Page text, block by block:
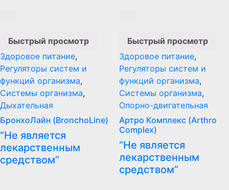
Быстрый просмотр
Здоровое питание,
Регуляторы систем и
функций организма,
Системы организма,
Дыхательная
БронхоЛайн (BronchoLine)
“Не является
лекарственным
средством”
Быстрый просмотр
Здоровое питание,
Регуляторы систем и
функций организма,
Системы организма,
Опорно-двигательная
Артро Комплекс (Arthro
Complex)
“Не является
лекарственным
средством”